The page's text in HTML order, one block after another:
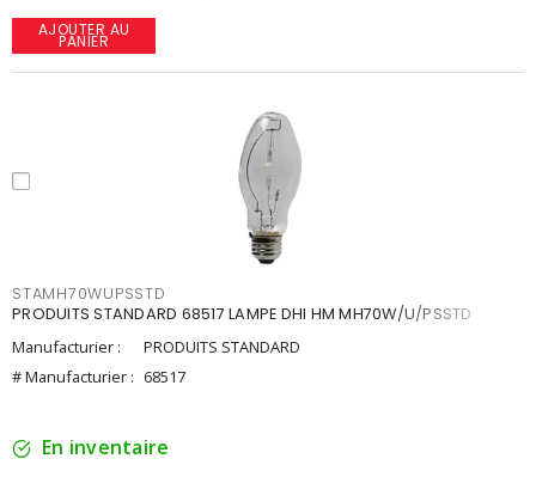
AJOUTER AU
PANIER
STAMH70WUPSSTD
PRODUITS STANDARD 68517 LAMPE DHI HM MH70W/U/PSSTD
Manufacturier :
PRODUITS STANDARD
# Manufacturier : 68517
En inventaire